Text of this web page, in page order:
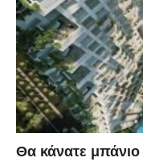
Θα κάνατε μπάνιο